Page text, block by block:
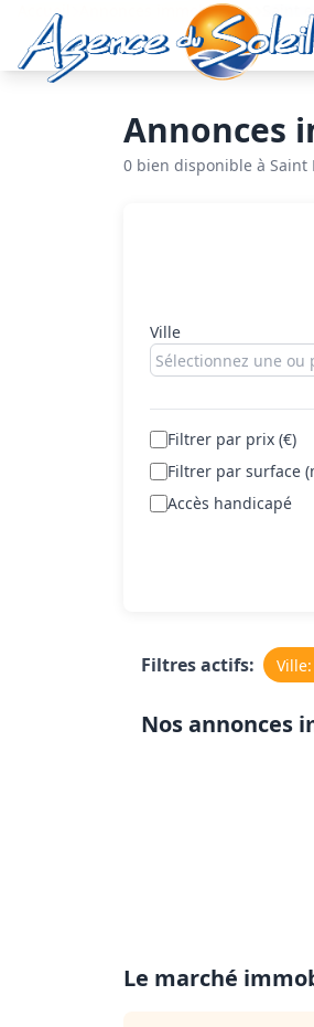
Aller au contenu principal
Accueil Annonces immobilières Saint
Annonces
0 bien disponible à Saint
Ville
Filtrer par prix (€)
Filtrer par surface
Accès handicapé
Filtres actifs:
Nos annonces
Le marché